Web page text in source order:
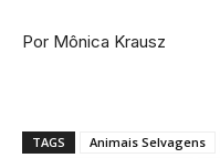
Por Mônica Krausz
TAGS Animais Selvagens